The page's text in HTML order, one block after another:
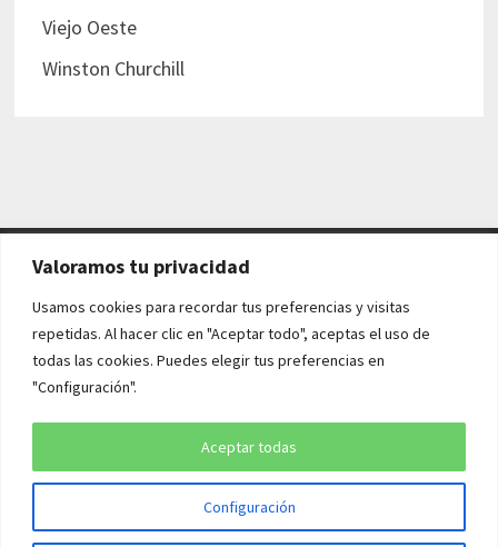
Valoramos tu privacidad
Usamos cookies para recordar tus preferencias y visitas
repetidas. Al hacer clic en "Aceptar todo", aceptas el uso de
todas las cookies. Puedes elegir tus preferencias en
"Configuración".
Configuración
Aceptar todas
Viejo Oeste
Winston Churchill
AVISO LEGAL Y POLÍTICAS
Aviso legal
Política de cookies